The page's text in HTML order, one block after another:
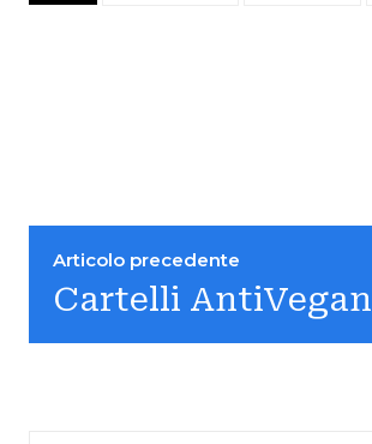
Articolo precedente
Cartelli AntiVegan